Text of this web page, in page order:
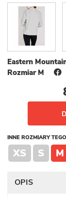
Eastern
Rozmiar M
INNE ROZMIARY
XS S M
OPIS